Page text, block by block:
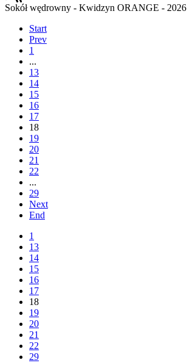
Sokół wędrowny - Kwidzyn ORANGE - 2026
Start
Prev
1
...
13
14
15
16
17
18
19
20
21
22
...
29
Next
End
1
13
14
15
16
17
18
19
20
21
22
29